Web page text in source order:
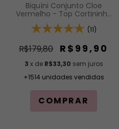
Biquíni Conjunto Cloe
Vermelho - Top Cortininha
(Triângulo) Vazada c/ Alças
de Encaixe Regulável e
Modelagem Fio Efeito
Levanta
(11)
R$179,80 R$99,90
3 x de R$33,30 sem juros
+1514 unidades vendidas
COMPRAR